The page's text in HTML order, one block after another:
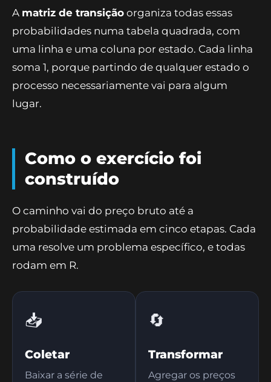
A matriz de transição organiza todas essas
probabilidades numa tabela quadrada, com
uma linha e uma coluna por estado. Cada linha
soma 1, porque partindo de qualquer estado o
processo necessariamente vai para algum
lugar.
Como o exercício foi
construído
O caminho vai do preço bruto até a
probabilidade estimada em cinco etapas. Cada
uma resolve um problema específico, e todas
rodam em R.
📥
Coletar
Baixar a série de
🔄
Transformar
Agregar os preços